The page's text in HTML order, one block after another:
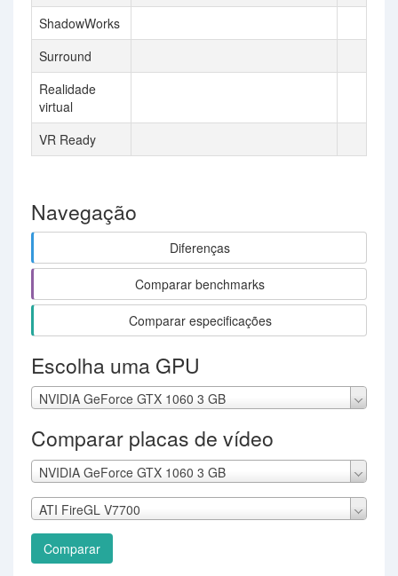
ShadowWorks
Surround
Realidade
virtual
VR Ready
Navegação
Diferenças
Comparar benchmarks
Comparar especificações
Escolha uma GPU
NVIDIA GeForce GTX 1060 3 GB
Comparar placas de vídeo
NVIDIA GeForce GTX 1060 3 GB
ATI FireGL V7700
Comparar